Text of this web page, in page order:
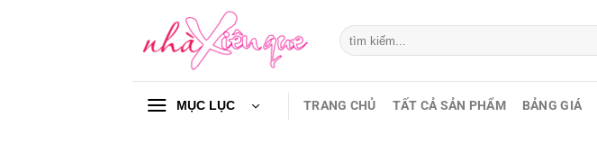
Tìm
kiếm:
MỤC LỤC TRANG CHỦ TẤT CẢ SẢN PHẨM BẢNG GIÁ